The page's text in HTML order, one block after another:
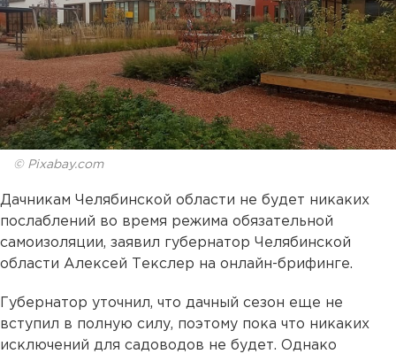
© Pixabay.com
Дачникам Челябинской области не будет никаких
послаблений во время режима обязательной
самоизоляции, заявил губернатор Челябинской
области Алексей Текслер на онлайн-брифинге.
Губернатор уточнил, что дачный сезон еще не
вступил в полную силу, поэтому пока что никаких
исключений для садоводов не будет. Однако